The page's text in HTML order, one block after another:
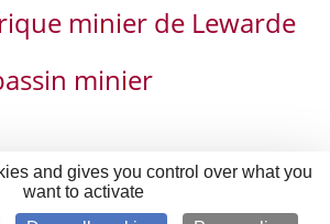
minier de Lewarde
minier
56 sur 56
and gives you control over what you
want to activate